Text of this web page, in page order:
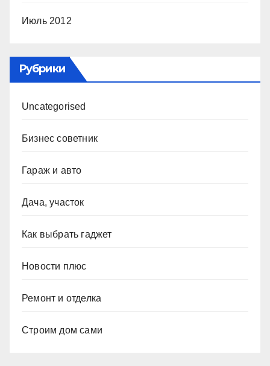
Июль 2012
Рубрики
Uncategorised
Бизнес советник
Гараж и авто
Дача, участок
Как выбрать гаджет
Новости плюс
Ремонт и отделка
Строим дом сами